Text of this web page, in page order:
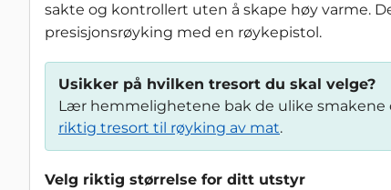
sakte og kontrollert uten å skape høy varme.
presisjonsrøyking med en røykepistol.
Usikker på hvilken tresort du skal velge?
Lær hemmelighetene bak de ulike
riktig tresort til røyking av mat.
Velg riktig størrelse for ditt utstyr